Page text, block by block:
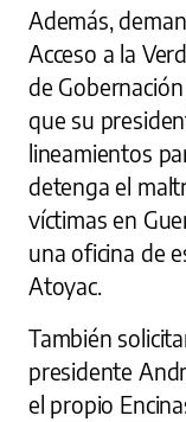
Además,
Acceso a la
de
que su
lineamientos
detenga el
víctimas en
una oficina de
Atoyac.
También
presidente
el propio